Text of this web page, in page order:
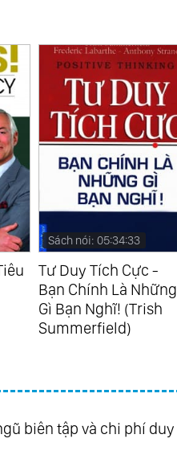
Sách nói: 05:34:33
Tư Duy Tích Cực -
Bạn Chính Là Những
Gì Bạn Nghĩ! (Trish
Summerfield)
biên tập và chi phí duy